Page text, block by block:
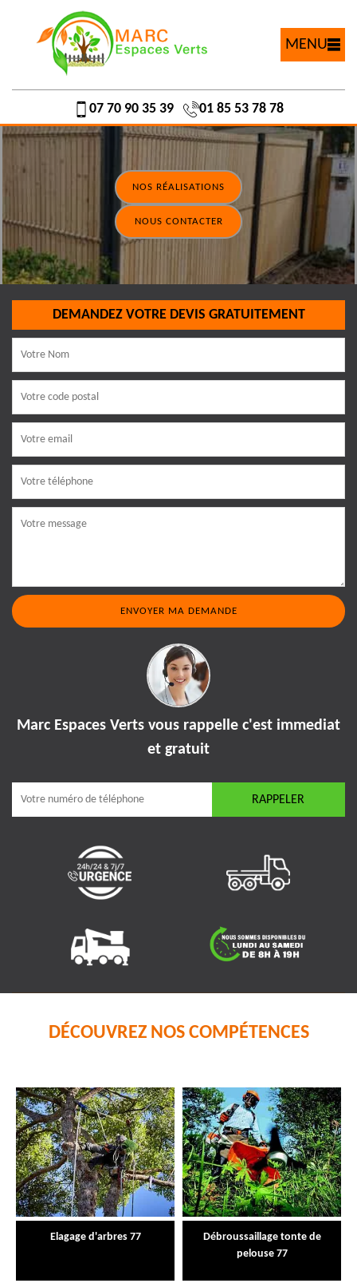
MENU
07 70 90 35 39 01 85 53 78 78
NOS RÉALISATIONS
NOUS CONTACTER
DEMANDEZ VOTRE DEVIS GRATUITEMENT
Marc Espaces Verts vous rappelle c'est immediat
et gratuit
DÉCOUVREZ NOS COMPÉTENCES
Elagage d'arbres 77
Débroussaillage tonte de
pelouse 77